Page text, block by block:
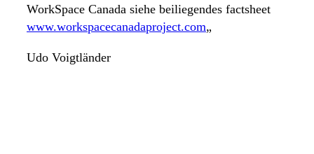
WorkSpace Canada siehe beiliegendes factsheet
www.workspacecanadaproject.com„
Udo Voigtländer